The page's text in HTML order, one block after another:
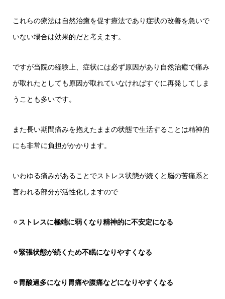
これらの療法は自然治癒を促す療法であり症状の改善を急いで
いない場合は効果的だと考えます。
ですが当院の経験上、症状には必ず原因があり自然治癒で痛み
が取れたとしても原因が取れていなければすぐに再発してしま
うことも多いです。
また長い期間痛みを抱えたままの状態で生活することは精神的
にも非常に負担がかかります。
いわゆる痛みがあることでストレス状態が続くと脳の苦痛系と
言われる部分が活性化しますので
⚪︎ ストレスに極端に弱くなり精神的に不安定になる
⚪︎緊張状態が続くため不眠になりやすくなる
⚪︎胃酸過多になり胃痛や腹痛などになりやすくなる